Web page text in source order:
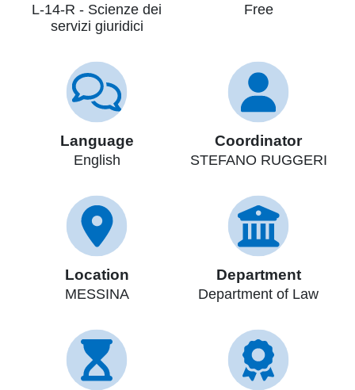
L-14-R - Scienze dei
servizi giuridici
Free
Language
English
Coordinator
STEFANO RUGGERI
Location
MESSINA
Department
Department of Law